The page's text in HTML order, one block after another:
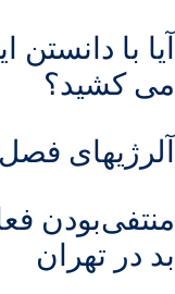
آیا با
می کشید؟
آلرژیهای
بد در تهران